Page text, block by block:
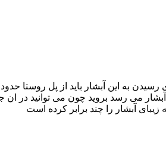
می رسد بروید چون می توانید در
آبشار را چند برابر کرده است